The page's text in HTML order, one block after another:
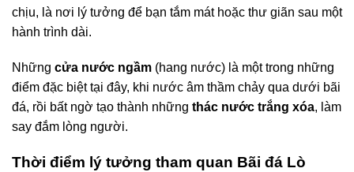
chịu, là nơi lý tưởng để bạn tắm mát hoặc thư giãn sau một
hành trình dài.
Những cửa nước ngầm (hang nước) là một trong những
điểm đặc biệt tại đây, khi nước âm thầm chảy qua dưới bãi
đá, rồi bất ngờ tạo thành những thác nước trắng xóa, làm
say đắm lòng người.
Thời điểm lý tưởng tham quan Bãi đá Lò